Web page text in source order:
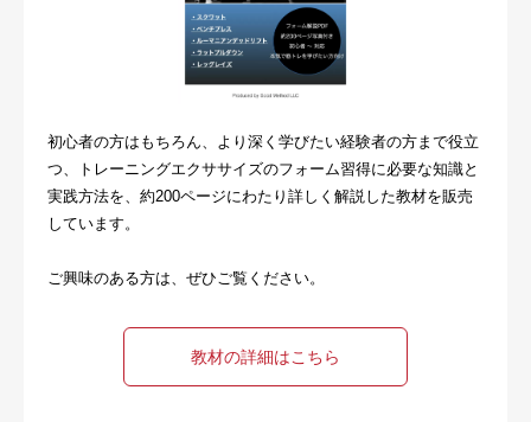
初心者の方はもちろん、より深く学びたい経験者の方まで役立
つ、トレーニングエクササイズのフォーム習得に必要な知識と
実践方法を、約200ページにわたり詳しく解説した教材を販売
しています。
ご興味のある方は、ぜひご覧ください。
教材の詳細はこちら